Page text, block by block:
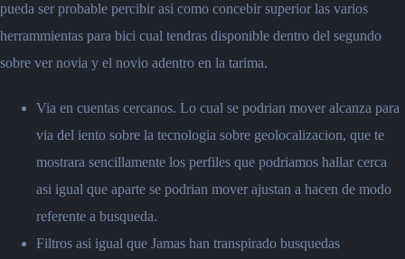
pueda ser probable percibir asi como concebir superior las varios
herrammientas para bici cual tendras disponible dentro del segundo
sobre ver novia y el novio adentro en la tarima.
Via en cuentas cercanos. Lo cual se podrian mover alcanza para
via del iento sobre la tecnologia sobre geolocalizacion, que te
mostrara sencillamente los perfiles que podriamos hallar cerca
asi igual que aparte se podrian mover ajustan a hacen de modo
referente a busqueda.
Filtros asi igual que Jamas han transpirado busquedas